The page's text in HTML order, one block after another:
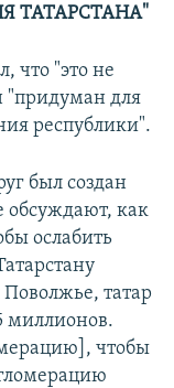
ТАТАРСТАНА"
что "это не
"придуман для
республики".
был создан
обсуждают, как
ослабить
татар
миллионов.
чтобы